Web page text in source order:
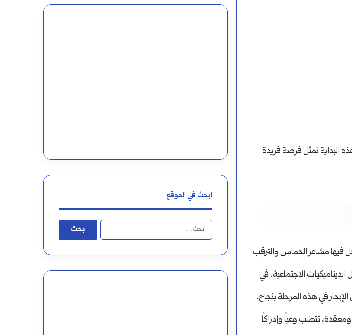
البداية تمثل فرصة فريدة
فيها مشاعر الحماس والترقب
الديناميكيات الاجتماعية. في
في هذه المرحلة بنجاح.
تتطلب وعياً وإدراكاً
ابحث في الموقع
البحث